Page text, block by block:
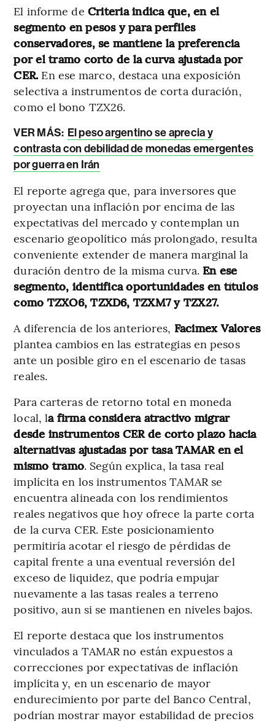
El informe de Criteria indica que, en el
segmento en pesos y para perfiles
conservadores, se mantiene la preferencia
por el tramo corto de la curva ajustada por
CER. En ese marco, destaca una exposición
selectiva a instrumentos de corta duración,
como el bono TZX26.
VER MÁS: El peso argentino se aprecia y
contrasta con debilidad de monedas emergentes
por guerra en Irán
El reporte agrega que, para inversores que
proyectan una inflación por encima de las
expectativas del mercado y contemplan un
escenario geopolítico más prolongado, resulta
conveniente extender de manera marginal la
duración dentro de la misma curva. En ese
segmento, identifica oportunidades en títulos
como TZXO6, TZXD6, TZXM7 y TZX27.
A diferencia de los anteriores, Facimex Valores
plantea cambios en las estrategias en pesos
ante un posible giro en el escenario de tasas
reales.
Para carteras de retorno total en moneda
local, la firma considera atractivo migrar
desde instrumentos CER de corto plazo hacia
alternativas ajustadas por tasa TAMAR en el
mismo tramo. Según explica, la tasa real
implícita en los instrumentos TAMAR se
encuentra alineada con los rendimientos
reales negativos que hoy ofrece la parte corta
de la curva CER. Este posicionamiento
permitiría acotar el riesgo de pérdidas de
capital frente a una eventual reversión del
exceso de liquidez, que podría empujar
nuevamente a las tasas reales a terreno
positivo, aun si se mantienen en niveles bajos.
El reporte destaca que los instrumentos
vinculados a TAMAR no están expuestos a
correcciones por expectativas de inflación
implícita y, en un escenario de mayor
endurecimiento por parte del Banco Central,
podrían mostrar mayor estabilidad de precios